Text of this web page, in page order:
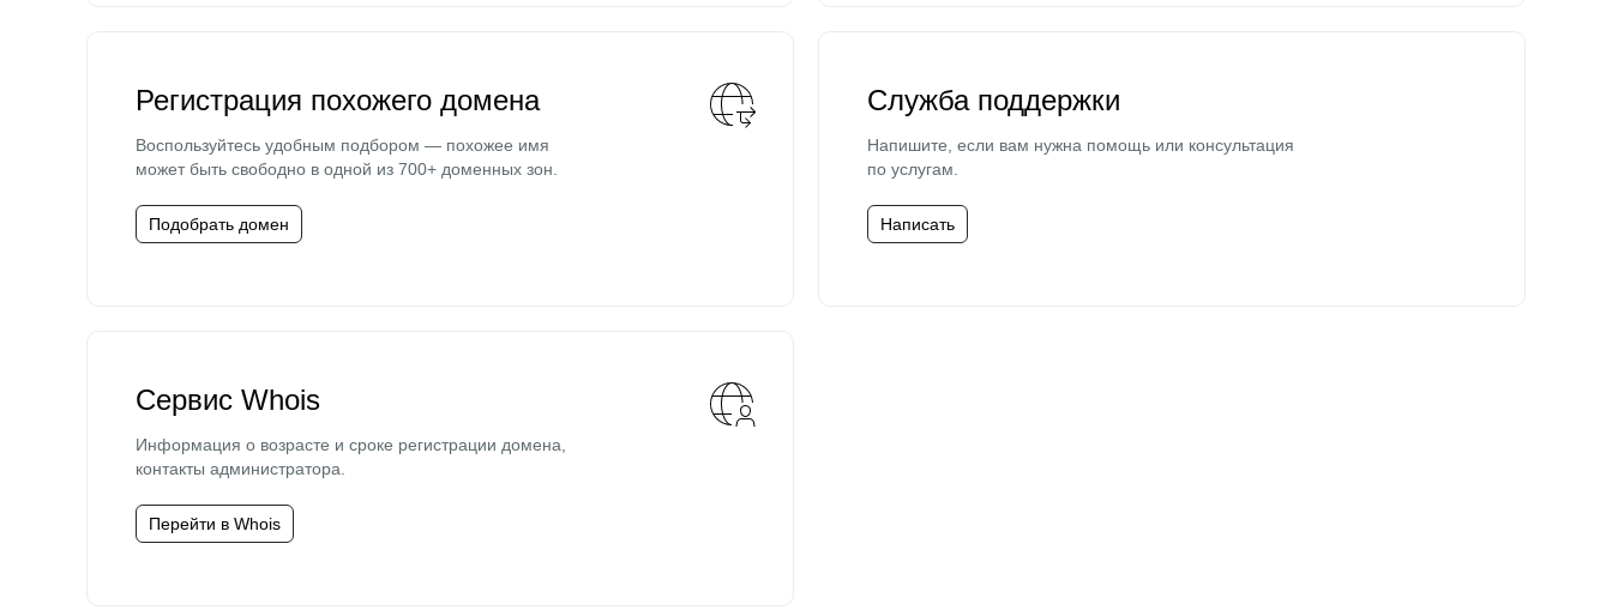
Регистрация похожего домена
Воспользуйтесь удобным подбором — похожее имя
может быть свободно в одной из 700+ доменных зон.
Подобрать домен
Служба поддержки
Напишите, если вам нужна помощь или консультация
по услугам.
Написать
Сервис Whois
Информация о возрасте и сроке регистрации домена,
контакты администратора.
Перейти в Whois